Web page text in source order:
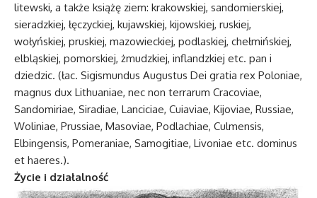
litewski, a także książę ziem: krakowskiej, sandomierskiej,
sieradzkiej, łęczyckiej, kujawskiej, kijowskiej, ruskiej,
wołyńskiej, pruskiej, mazowieckiej, podlaskiej, chełmińskiej,
elbląskiej, pomorskiej, żmudzkiej, inflandzkiej etc. pan i
dziedzic. (łac. Sigismundus Augustus Dei gratia rex Poloniae,
magnus dux Lithuaniae, nec non terrarum Cracoviae,
Sandomiriae, Siradiae, Lanciciae, Cuiaviae, Kijoviae, Russiae,
Woliniae, Prussiae, Masoviae, Podlachiae, Culmensis,
Elbingensis, Pomeraniae, Samogitiae, Livoniae etc. dominus
et haeres.).
Życie i działalność